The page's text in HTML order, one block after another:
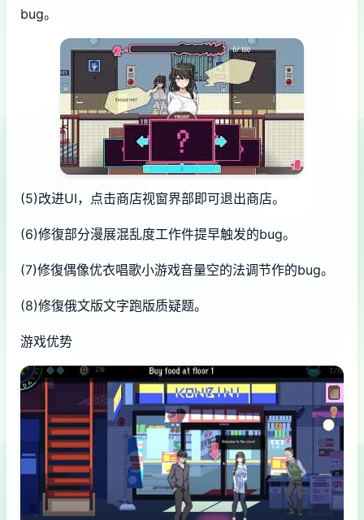
bug。
(5)改进UI，点击商店视窗界部即可退出商店。
(6)修復部分漫展混乱度工作件提早触发的bug。
(7)修復偶像优衣唱歌小游戏音量空的法调节作的bug。
(8)修復俄文版文字跑版质疑题。
游戏优势